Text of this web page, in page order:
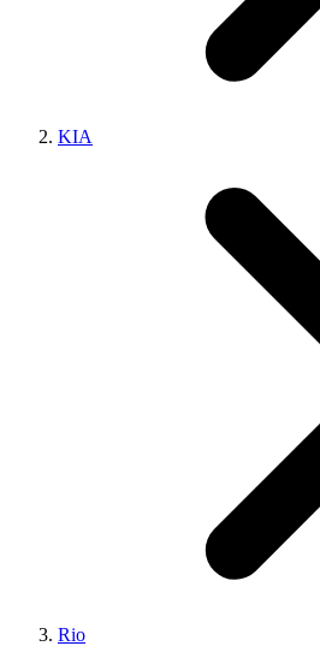
KIA
Rio